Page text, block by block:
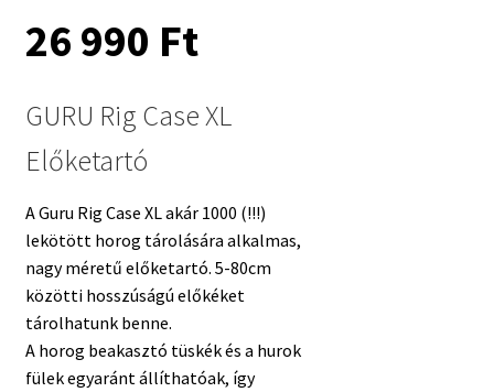
26 990 Ft
GURU Rig Case XL
Előketartó
A Guru Rig Case XL akár 1000 (!!!)
lekötött horog tárolására alkalmas,
nagy méretű előketartó. 5-80cm
közötti hosszúságú előkéket
tárolhatunk benne.
A horog beakasztó tüskék és a hurok
fülek egyaránt állíthatóak, így